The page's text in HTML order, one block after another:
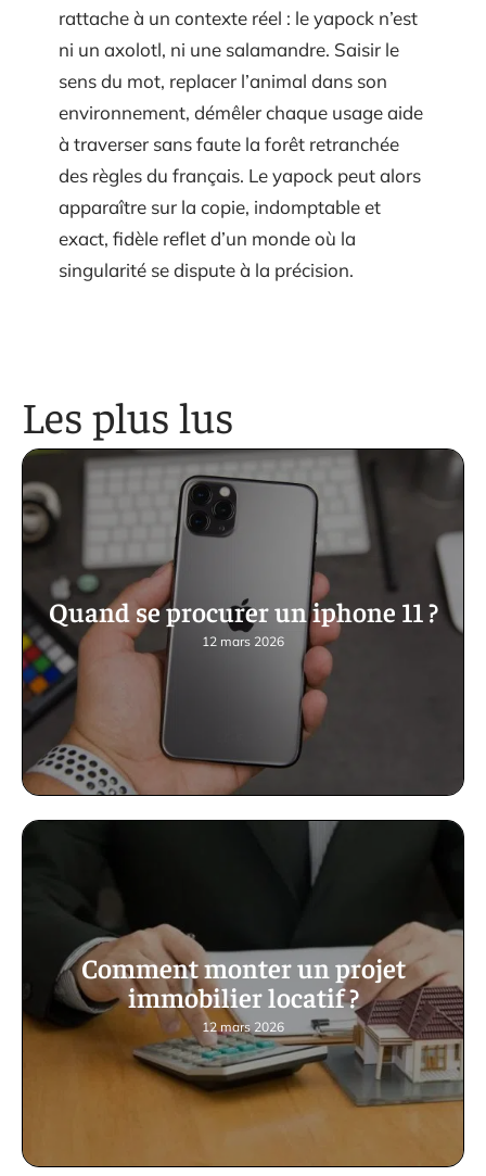
rattache à un contexte réel : le yapock n’est
ni un axolotl, ni une salamandre. Saisir le
sens du mot, replacer l’animal dans son
environnement, démêler chaque usage aide
à traverser sans faute la forêt retranchée
des règles du français. Le yapock peut alors
apparaître sur la copie, indomptable et
exact, fidèle reflet d’un monde où la
singularité se dispute à la précision.
Les plus lus
Quand se procurer un iphone 11 ?
12 mars 2026
Comment monter un projet
immobilier locatif ?
12 mars 2026